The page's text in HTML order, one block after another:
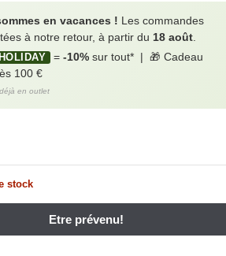
en vacances ! Les commandes
à notre retour, à partir du 18 août.
HOLIDAY =-10% sur tout* | 🎁 Cadeau
100 €
en outlet
stock